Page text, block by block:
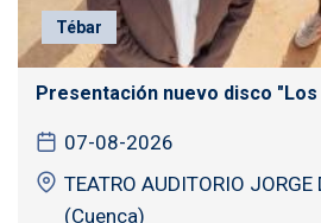
Tébar
Presentación nuevo disco
07-08-2026
TEATRO AUDITORIO JORGE
(Cuenca)